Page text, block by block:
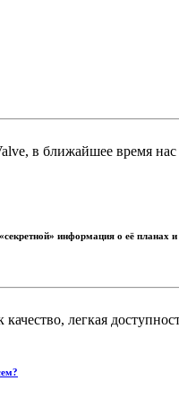
в ближайшее время
информация о её планах и
легкая